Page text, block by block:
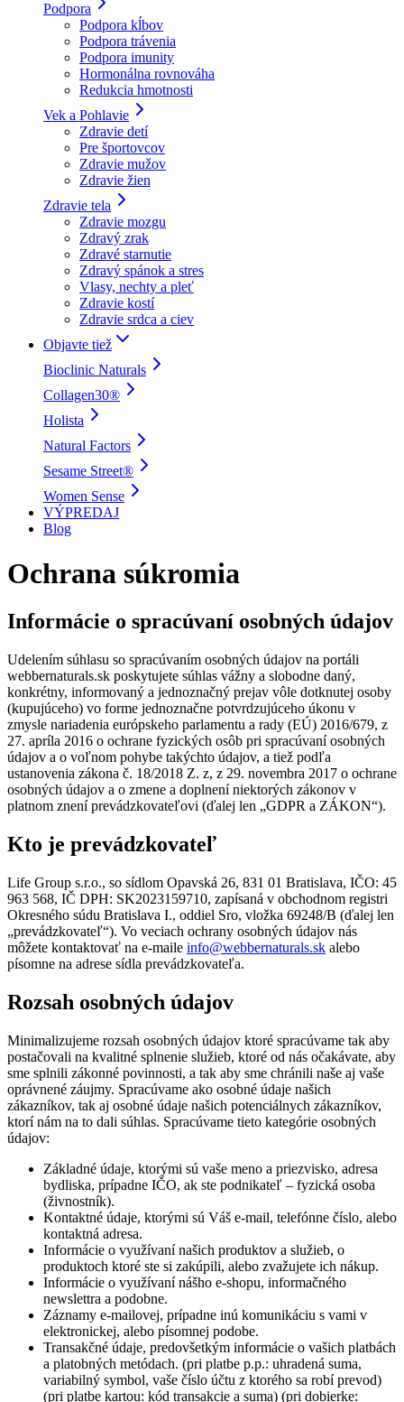
Podpora
Podpora kĺbov
Podpora trávenia
Podpora imunity
Hormonálna rovnováha
Redukcia hmotnosti
Vek a Pohlavie
Zdravie detí
Pre športovcov
Zdravie mužov
Zdravie žien
Zdravie tela
Zdravie mozgu
Zdravý zrak
Zdravé starnutie
Zdravý spánok a stres
Vlasy, nechty a pleť
Zdravie kostí
Zdravie srdca a ciev
Objavte tiež
Bioclinic Naturals
Collagen30®
Holista
Natural Factors
Sesame Street®
Women Sense
VÝPREDAJ
Blog
Ochrana súkromia
Informácie o spracúvaní osobných údajov
Udelením súhlasu so spracúvaním osobných údajov na portáli
webbernaturals.sk poskytujete súhlas vážny a slobodne daný,
konkrétny, informovaný a jednoznačný prejav vôle dotknutej osoby
(kupujúceho) vo forme jednoznačne potvrdzujúceho úkonu v
zmysle nariadenia európskeho parlamentu a rady (EÚ) 2016/679, z
27. apríla 2016 o ochrane fyzických osôb pri spracúvaní osobných
údajov a o voľnom pohybe takýchto údajov, a tiež podľa
ustanovenia zákona č. 18/2018 Z. z, z 29. novembra 2017 o ochrane
osobných údajov a o zmene a doplnení niektorých zákonov v
platnom znení prevádzkovateľovi (ďalej len „GDPR a ZÁKON“).
Kto je prevádzkovateľ
Life Group s.r.o., so sídlom Opavská 26, 831 01 Bratislava, IČO: 45
963 568, IČ DPH: SK2023159710, zapísaná v obchodnom registri
Okresného súdu Bratislava I., oddiel Sro, vložka 69248/B (ďalej len
„prevádzkovateľ“). Vo veciach ochrany osobných údajov nás
môžete kontaktovať na e-maile info@webbernaturals.sk alebo
písomne na adrese sídla prevádzkovateľa.
Rozsah osobných údajov
Minimalizujeme rozsah osobných údajov ktoré spracúvame tak aby
postačovali na kvalitné splnenie služieb, ktoré od nás očakávate, aby
sme splnili zákonné povinnosti, a tak aby sme chránili naše aj vaše
oprávnené záujmy. Spracúvame ako osobné údaje našich
zákazníkov, tak aj osobné údaje našich potenciálnych zákazníkov,
ktorí nám na to dali súhlas. Spracúvame tieto kategórie osobných
údajov:
Základné údaje, ktorými sú vaše meno a priezvisko, adresa
bydliska, prípadne IČO, ak ste podnikateľ – fyzická osoba
(živnostník).
Kontaktné údaje, ktorými sú Váš e-mail, telefónne číslo, alebo
kontaktná adresa.
Informácie o využívaní našich produktov a služieb, o
produktoch ktoré ste si zakúpili, alebo zvažujete ich nákup.
Informácie o využívaní nášho e-shopu, informačného
newslettra a podobne.
Záznamy e-mailovej, prípadne inú komunikáciu s vami v
elektronickej, alebo písomnej podobe.
Transakčné údaje, predovšetkým informácie o vašich platbách
a platobných metódach. (pri platbe p.p.: uhradená suma,
variabilný symbol, vaše číslo účtu z ktorého sa robí prevod)
(pri platbe kartou: kód transakcie a suma) (pri dobierke: